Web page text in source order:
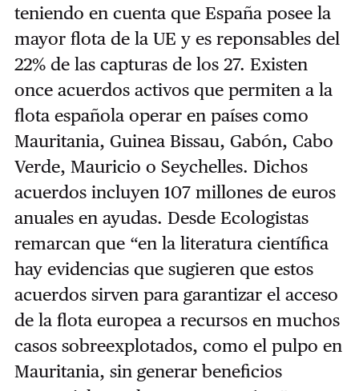
teniendo en cuenta que España posee la
mayor flota de la UE y es reponsables del
22% de las capturas de los 27. Existen
once acuerdos activos que permiten a la
flota española operar en países como
Mauritania, Guinea Bissau, Gabón, Cabo
Verde, Mauricio o Seychelles. Dichos
acuerdos incluyen 107 millones de euros
anuales en ayudas. Desde Ecologistas
remarcan que “en la literatura científica
hay evidencias que sugieren que estos
acuerdos sirven para garantizar el acceso
de la flota europea a recursos en muchos
casos sobreexplotados, como el pulpo en
Mauritania, sin generar beneficios